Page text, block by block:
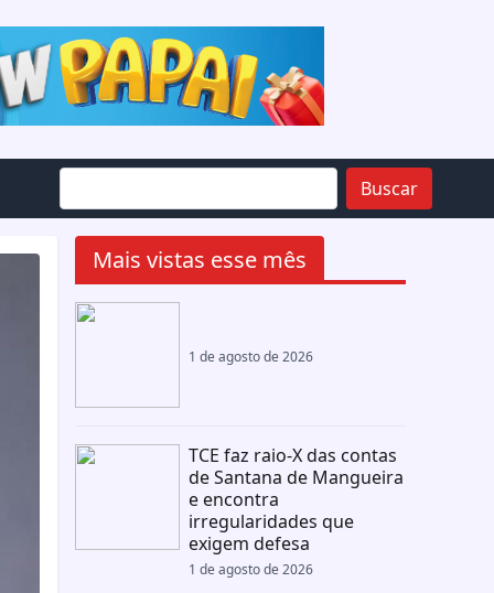
Buscar
Mais vistas esse mês
1 de agosto de 2026
TCE faz raio-X das contas
de Santana de Mangueira
e encontra
irregularidades que
exigem defesa
1 de agosto de 2026